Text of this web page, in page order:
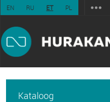
EN RU ET PL
Kataloog